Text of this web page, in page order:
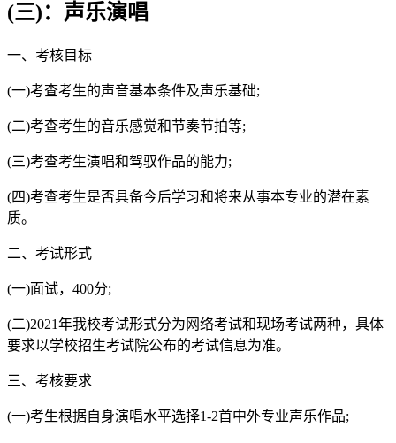
(三)：声乐演唱
一、考核目标
(一)考查考生的声音基本条件及声乐基础;
(二)考查考生的音乐感觉和节奏节拍等;
(三)考查考生演唱和驾驭作品的能力;
(四)考查考生是否具备今后学习和将来从事本专业的潜在素
质。
二、考试形式
(一)面试，400分;
(二)2021年我校考试形式分为网络考试和现场考试两种，具体
要求以学校招生考试院公布的考试信息为准。
三、考核要求
(一)考生根据自身演唱水平选择1-2首中外专业声乐作品;